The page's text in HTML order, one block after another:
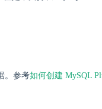
。参考如何创建 MySQL